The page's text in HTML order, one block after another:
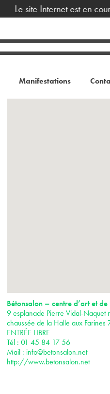
Le site Internet est en
Manifestations
Bétonsalon – centre d’art et
9 esplanade Pierre Vidal-Naquet
chaussée de la Halle aux Farines
ENTRÉE LIBRE
Tél : 01 45 84 17 56
Mail : info@betonsalon.net
http://www.betonsalon.net